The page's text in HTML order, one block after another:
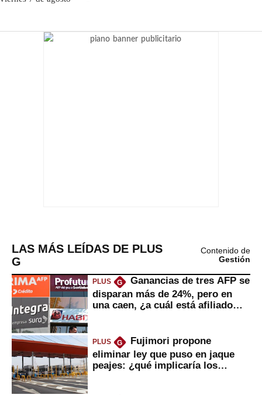
LAS MÁS LEÍDAS DE PLUS
G
Contenido de
Gestión
PLUS G
Ganancias de tres AFP se
disparan más de 24%, pero en
una caen, ¿a cuál está afiliado
PLUS G
Fujimori propone
eliminar ley que puso en jaque
peajes: ¿qué implicaría los